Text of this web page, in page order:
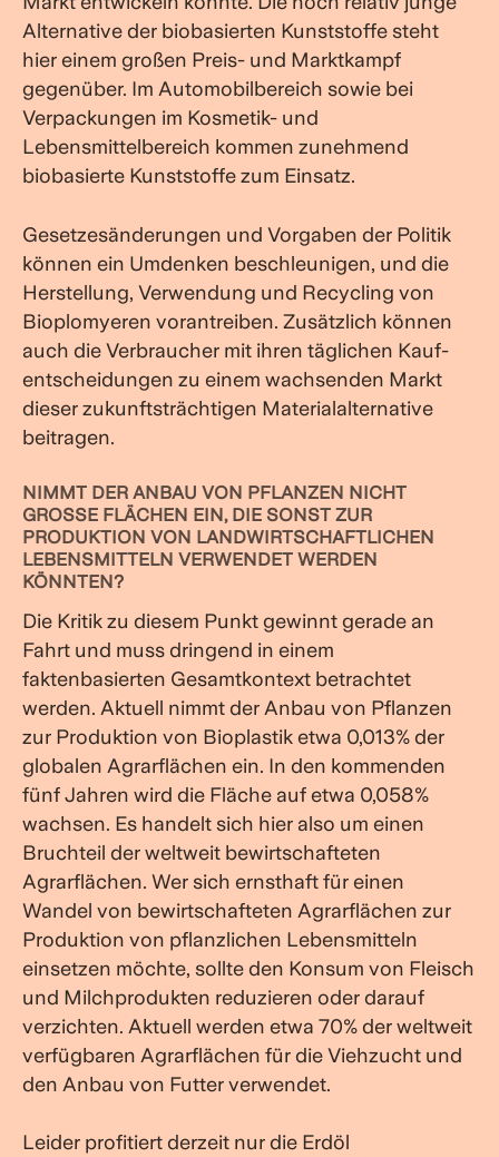
Alternative der biobasierten Kunststoffe steht
hier einem großen Preis- und Marktkampf
gegenüber. Im Automobilbereich sowie bei
Verpackungen im Kosmetik- und
Lebensmittelbereich kommen zunehmend
biobasierte Kunststoffe zum Einsatz.
Gesetzesänderungen und Vorgaben der Politik
können ein Umdenken beschleunigen, und die
Herstellung, Verwendung und Recycling von
Bioplomyeren vorantreiben. Zusätzlich können
auch die Verbraucher mit ihren täglichen Kauf-
entscheidungen zu einem wachsenden Markt
dieser zukunftsträchtigen Materialalternative
beitragen.
NIMMT DER ANBAU VON PFLANZEN NICHT
GROSSE FLÄCHEN EIN, DIE SONST ZUR P
RODUKTION VON LANDWIRTSCHAFTLICHEN L
EBENSMITTELN VERWENDET WERDEN K
ÖNNTEN?
Die Kritik zu diesem Punkt gewinnt gerade an
Fahrt und muss dringend in einem
faktenbasierten Gesamtkontext betrachtet
werden. Aktuell nimmt der Anbau von Pflanzen
zur Produktion von Bioplastik etwa 0,013% der
globalen Agrarflächen ein. In den kommenden
fünf Jahren wird die Fläche auf etwa 0,058%
wachsen. Es handelt sich hier also um einen
Bruchteil der weltweit bewirtschafteten
Agrarflächen. Wer sich ernsthaft für einen
Wandel von bewirtschafteten Agrarflächen zur
Produktion von pflanzlichen Lebensmitteln
einsetzen möchte, sollte den Konsum von Fleisch
und Milchprodukten reduzieren oder darauf
verzichten. Aktuell werden etwa 70% der weltweit
verfügbaren Agrarflächen für die Viehzucht und
den Anbau von Futter verwendet.
Leider profitiert derzeit nur die Erdöl